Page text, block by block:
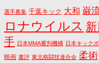
選手募集 千葉キック 大和 巌
ロナウイルス
手 日本MMA審判機構 日本キック
映画 書評 東北格闘技連合会 柔術